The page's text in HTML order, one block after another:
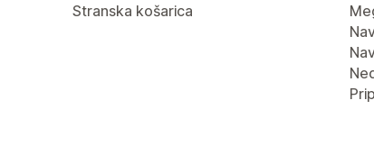
Stranska košarica